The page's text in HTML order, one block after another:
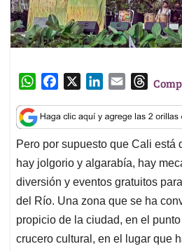
W
a
t
s
A
p
p
c
e
b
o
o
k
n
k
e
d
I
n
a
i
l
T
r
e
a
d
s
Pero por supuesto que Cali está
hay jolgorio y algarabía, hay
diversión y eventos gratuitos
del Río. Una zona que se ha
propicio de la ciudad, en el
crucero cultural, en el lugar que